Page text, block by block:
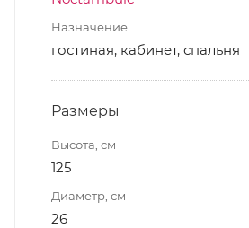
Назначение
гостиная, кабинет, спальня
Размеры
Высота, см
125
Диаметр, см
26